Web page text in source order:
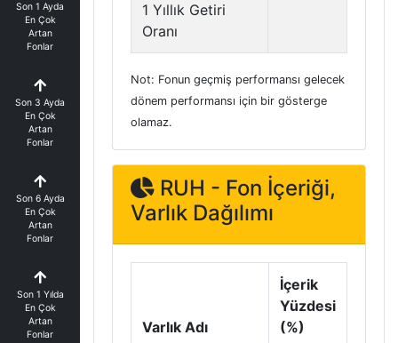
Son 1 Ayda
En Çok
Artan
Fonlar
Son 3 Ayda
En Çok
Artan
Fonlar
Son 6 Ayda
En Çok
Artan
Fonlar
Son 1 Yılda
En Çok
Artan
Fonlar
1 Yıllık Getiri
Oranı
Not: Fonun geçmiş performansı gelecek
dönem performansı için bir gösterge
olamaz.
RUH - Fon İçeriği,
Varlık Dağılımı
Varlık Adı
İçerik
Yüzdesi
(%)